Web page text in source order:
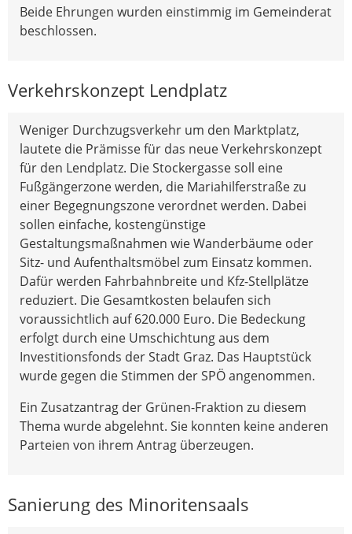
Beide Ehrungen wurden einstimmig im Gemeinderat
beschlossen.
Verkehrskonzept Lendplatz
Weniger Durchzugsverkehr um den Marktplatz,
lautete die Prämisse für das neue Verkehrskonzept
für den Lendplatz. Die Stockergasse soll eine
Fußgängerzone werden, die Mariahilferstraße zu
einer Begegnungszone verordnet werden. Dabei
sollen einfache, kostengünstige
Gestaltungsmaßnahmen wie Wanderbäume oder
Sitz- und Aufenthaltsmöbel zum Einsatz kommen.
Dafür werden Fahrbahnbreite und Kfz-Stellplätze
reduziert. Die Gesamtkosten belaufen sich
voraussichtlich auf 620.000 Euro. Die Bedeckung
erfolgt durch eine Umschichtung aus dem
Investitionsfonds der Stadt Graz. Das Hauptstück
wurde gegen die Stimmen der SPÖ angenommen.
Ein Zusatzantrag der Grünen-Fraktion zu diesem
Thema wurde abgelehnt. Sie konnten keine anderen
Parteien von ihrem Antrag überzeugen.
Sanierung des Minoritensaals